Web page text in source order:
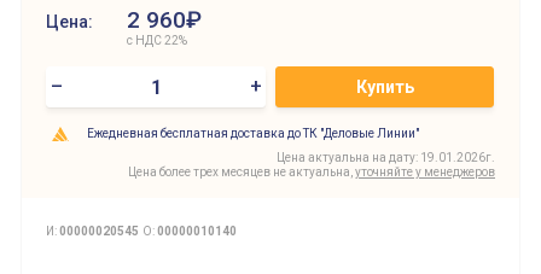
Цена: 2 960₽
с НДС 22%
– + Купить
Ежедневная бесплатная доставка до ТК "Деловые Линии"
Цена актуальна на дату: 19.01.2026г.
Цена более трех месяцев не актуальна, уточняйте у менеджеров
И:00000020545 О:00000010140